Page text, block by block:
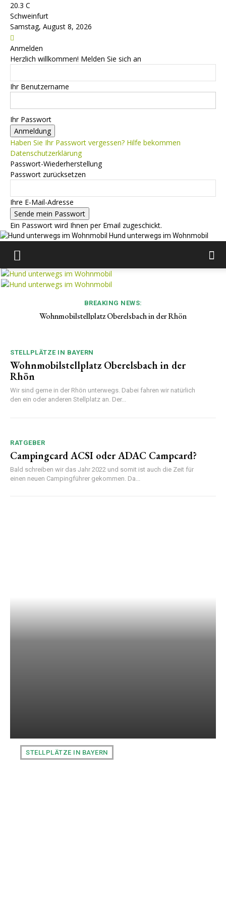
20.3 C
Schweinfurt
Samstag, August 8, 2026
Anmelden
Herzlich willkommen! Melden Sie sich an
Ihr Benutzername
Ihr Passwort
Haben Sie Ihr Passwort vergessen? Hilfe bekommen
Datenschutzerklärung
Passwort-Wiederherstellung
Passwort zurücksetzen
Ihre E-Mail-Adresse
Ein Passwort wird Ihnen per Email zugeschickt.
Hund unterwegs im Wohnmobil
BREAKING NEWS:
Wohnmobilstellplatz Oberelsbach in der Rhön
STELLPLÄTZE IN BAYERN
Wohnmobilstellplatz Oberelsbach in der
Rhön
Wir sind gerne in der Rhön unterwegs. Dabei fahren wir natürlich
den ein oder anderen Stellplatz an. Der...
RATGEBER
Campingcard ACSI oder ADAC Campcard?
Bald schreiben wir das Jahr 2022 und somit ist auch die Zeit für
einen neuen Campingführer gekommen. Da...
STELLPLÄTZE IN BAYERN